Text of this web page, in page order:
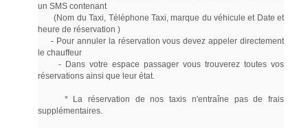
un SMS contenant
(Nom du Taxi, Téléphone Taxi, marque du véhicule et Date et
heure de réservation )
- Pour annuler la réservation vous devez appeler directement
le chauffeur
- Dans votre espace passager vous trouverez toutes vos
réservations ainsi que leur état.
* La réservation de nos taxis n'entraîne pas de frais
supplémentaires.